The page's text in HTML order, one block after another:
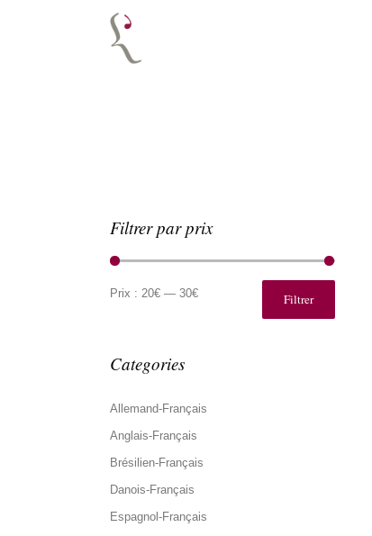
Filtrer par prix
min
max
Filtrer
Prix : 20€ — 30€
Categories
Allemand-Français
Anglais-Français
Brésilien-Français
Danois-Français
Espagnol-Français